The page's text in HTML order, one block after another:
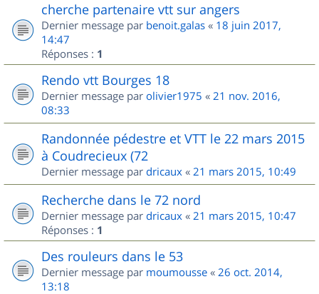
cherche partenaire vtt sur angers
Dernier message par benoit.galas « 18 juin 2017,
14:47
Réponses : 1
Rendo vtt Bourges 18
Dernier message par olivier1975 « 21 nov. 2016,
08:33
Randonnée pédestre et VTT le 22 mars 2015
à Coudrecieux (72
Dernier message par dricaux « 21 mars 2015, 10:49
Recherche dans le 72 nord
Dernier message par dricaux « 21 mars 2015, 10:47
Réponses : 1
Des rouleurs dans le 53
Dernier message par moumousse « 26 oct. 2014,
13:18